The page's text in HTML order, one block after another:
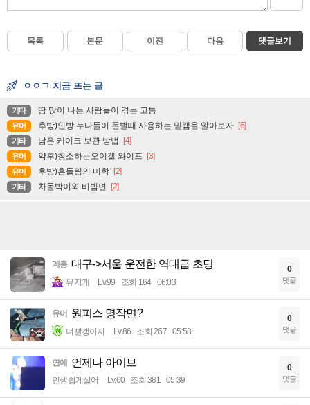
목록 본문 이전 다음 댓글보기
ㅇㅇㄱ 지금 뜨는 글
기타 땀 많이 나는 사람들이 겪는 고통
유머 후방)인방 누나들이 돈벌때 사용하는 밑캠을 알아보자 [6]
기타 남은 케이크 보관 방법 [4]
유머 약후)청소하는오이갤 와이프 [3]
유머 후방)흔들림의 미학 [2]
기타 차돌박이와 비빔면 [2]
계층 대구->서울 운전한 역대급 초딩
뮤지케 Lv.99 조회 164 06:03
0
댓글
유머 원피스 명작면?
너빨갱이지 Lv.86 조회 267 05:58
0
댓글
연예 언제나 아이브
인생쉽게살어 Lv.60 조회 381 05:39
0
댓글